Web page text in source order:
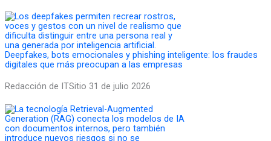
Deepfakes, bots emocionales y phishing inteligente: los fraudes
digitales que más preocupan a las empresas
Redacción de ITSitio 31 de julio 2026